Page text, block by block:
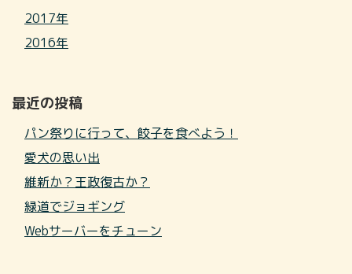
2017年
2016年
最近の投稿
パン祭りに行って、餃子を食べよう！
愛犬の思い出
維新か？王政復古か？
緑道でジョギング
Webサーバーをチューン